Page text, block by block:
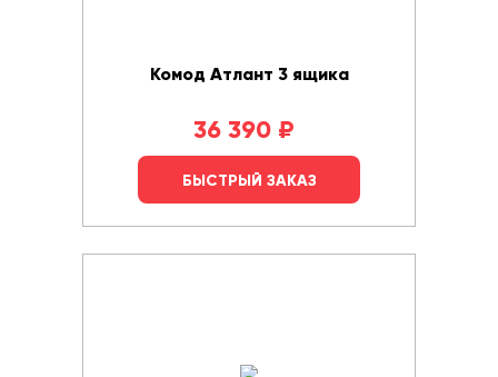
Комод Атлант 3 ящика
36 390 ₽
БЫСТРЫЙ ЗАКАЗ